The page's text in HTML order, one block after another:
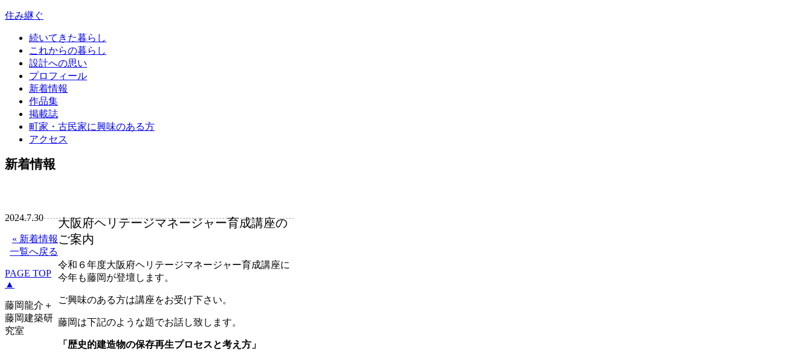
住み継ぐ
続いてきた暮らし
これからの暮らし
設計への思い
プロフィール
新着情報
作品集
掲載誌
町家・古民家に興味のある方
アクセス
新着情報
2024.7.30
大阪府ヘリテージマネージャー育成講座の
ご案内
令和６年度大阪府ヘリテージマネージャー育成講座に
今年も藤岡が登壇します。
ご興味のある方は講座をお受け下さい。
藤岡は下記のような題でお話し致します。
「歴史的建造物の保存再生プロセスと考え方」
« 新着情報
一覧へ戻る
PAGE TOP
▲
藤岡龍介＋
藤岡建築研
究室